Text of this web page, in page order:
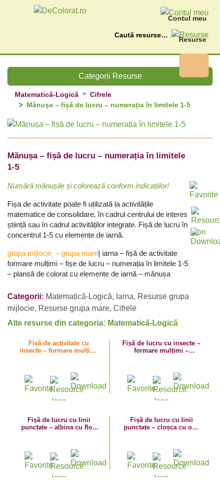
Contul meu
Resurse
Caută
Categorii Resurse
Matematică-Logică
Cifrele
Mănușa – fișă de lucru – numerația în limitele 1-5
Mănușa – fișă de lucru – numerația în limitele
1-5
Numără mănușile și colorează conform indicațiilor!
Fișa de activitate poate fi utilizată la activitățile
matematice de consolidare, în cadrul centrului de interes
știință sau în cadrul activităților integrate. Fișă de lucru în
concentrul 1-5 cu elemente de iarnă.
grupa mijlocie –grupa mare| iarna – fișă de activitate
formare mulțimi – fișe de lucru – numerația în limitele 1-5
– plansă de colorat cu elemente de iarnă – mănușa
Categorii: Matematică-Logică, Iarna, Resurse grupa
mijlocie, Resurse grupa mare, Cifrele
Alte resurse din categoria: Matematică-Logică
Fișă de activitate cu
insecte – formare mulțimi
Fișă de lucru cu insecte –
formare mulțimi –
Fișă de lucru cu linii
punctate – albina cu flori
Fișă de lucru cu linii
punctate – cloșca cu ouă